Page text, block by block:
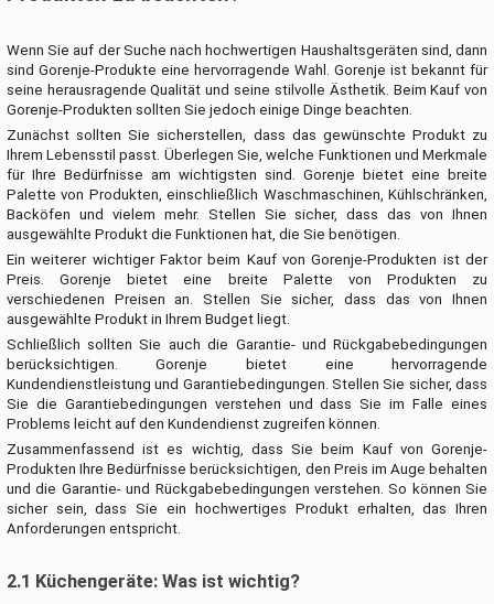
Wenn Sie auf der Suche nach hochwertigen Haushaltsgeräten sind, dann
sind Gorenje-Produkte eine hervorragende Wahl. Gorenje ist bekannt für
seine herausragende Qualität und seine stilvolle Ästhetik. Beim Kauf von
Gorenje-Produkten sollten Sie jedoch einige Dinge beachten.
Zunächst sollten Sie sicherstellen, dass das gewünschte Produkt zu
Ihrem Lebensstil passt. Überlegen Sie, welche Funktionen und Merkmale
für Ihre Bedürfnisse am wichtigsten sind. Gorenje bietet eine breite
Palette von Produkten, einschließlich Waschmaschinen, Kühlschränken,
Backöfen und vielem mehr. Stellen Sie sicher, dass das von Ihnen
ausgewählte Produkt die Funktionen hat, die Sie benötigen.
Ein weiterer wichtiger Faktor beim Kauf von Gorenje-Produkten ist der
Preis. Gorenje bietet eine breite Palette von Produkten zu
verschiedenen Preisen an. Stellen Sie sicher, dass das von Ihnen
ausgewählte Produkt in Ihrem Budget liegt.
Schließlich sollten Sie auch die Garantie- und Rückgabebedingungen
berücksichtigen. Gorenje bietet eine hervorragende
Kundendienstleistung und Garantiebedingungen. Stellen Sie sicher, dass
Sie die Garantiebedingungen verstehen und dass Sie im Falle eines
Problems leicht auf den Kundendienst zugreifen können.
Zusammenfassend ist es wichtig, dass Sie beim Kauf von Gorenje-
Produkten Ihre Bedürfnisse berücksichtigen, den Preis im Auge behalten
und die Garantie- und Rückgabebedingungen verstehen. So können Sie
sicher sein, dass Sie ein hochwertiges Produkt erhalten, das Ihren
Anforderungen entspricht.
2.1 Küchengeräte: Was ist wichtig?